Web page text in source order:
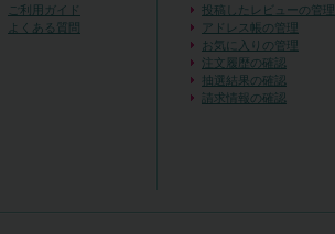
ご利用ガイド
よくある質問
投稿したレビューの管理
アドレス帳の管理
お気に入りの管理
注文履歴の確認
抽選結果の確認
請求情報の確認